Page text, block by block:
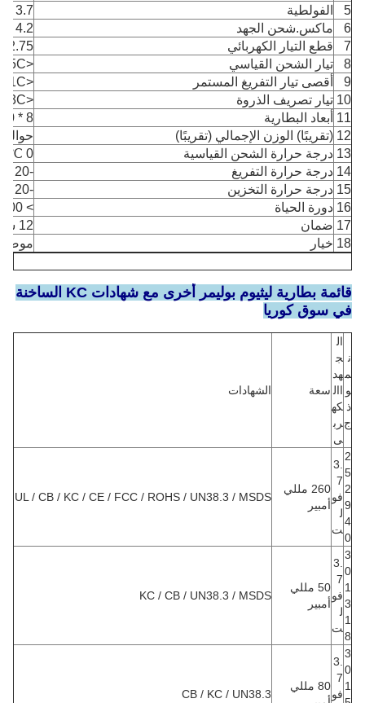
5
الفولطية
3.7 فولت
6
ماكس.شحن الجهد
4.2 فولت
7
قطع التيار الكهربائي
2.75 فولت
8
تيار الشحن القياسي
<0.5C / حسب الطلب
9
أقصى تيار التفريغ المستمر
<1C / حسب الطلب
10 تيار تصريف الذروة
<3C / حسب الطلب
11 أبعاد البطارية
8 * 30 * 35 ملم مع ثنائي الفينيل متعدد الكلور
12 (تقريبًا) الوزن الإجمالي (تقريبًا)
حوالي 28
13 درجة حرارة الشحن القياسية
0 ℃ ~ 45 ℃
14 درجة حرارة التفريغ
-20 ℃ ~ 60 ℃
15 درجة حرارة التخزين
-20 ℃ ~ 45 ℃
16 دورة الحياة
> 500 مرة
17 ضمان
12 شهرا
18 خيار
قائمة بطارية ليثيوم بوليمر أخرى مع شهادات KC الساخنة
في سوق كوريا
ن
م
و
ذ
ج
ال
ج
هد
اال
كه
رب
ى
سعة الشهادات
2
5
2
9
4
0
3.
7
فو
ل
ت
260 مللي
أمبير
UL / CB / KC / CE / FCC / ROHS / UN38.3 / MSDS
3
0
1
3
1
8
3.
7
فو
ل
ت
50 مللي
أمبير
KC / CB / UN38.3 / MSDS
3
0
1
3.
7
فو
80 مللي
CB / KC / UN38.3